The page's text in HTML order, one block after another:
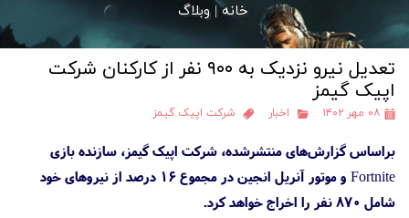
خروج از حساب کاربری
خانه |وبلاگ
تعدیل نیرو نزدیک به ۹۰۰ نفر از کارکنان شرکت
اپیک گیمز
۰۸ مهر ۱۴۰۲ اخبار شرکت اپیک گیمز
براساس گزارش‌های منتشرشده، شرکت اپیک گیمز، سازنده بازی
Fortnite و موتور آنریل انجین در مجموع ۱۶ درصد از نیروهای خود
شامل ۸۷۰ نفر را اخراج خواهد کرد.